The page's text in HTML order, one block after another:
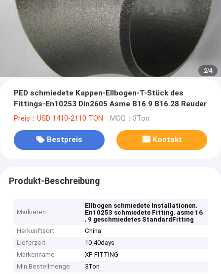
2/4
PED schmiedete Kappen-Ellbogen-T-Stück des
Fittings-En10253 Din2605 Asme B16.9 B16.28 Reuder
Preis：USD 1410-2110 TON MOQ：3Ton
Bestpreis Kontakt
Produkt-Beschreibung
Markieren
Ellbogen schmiedete Installationen,
En10253 schmiedete Fitting, asme 16
, 9 geschmiedetes StandardFitting
Herkunftsort
China
Lieferzeit
10-40days
Markenname
XF-FITTING
Min Bestellmenge
3Ton